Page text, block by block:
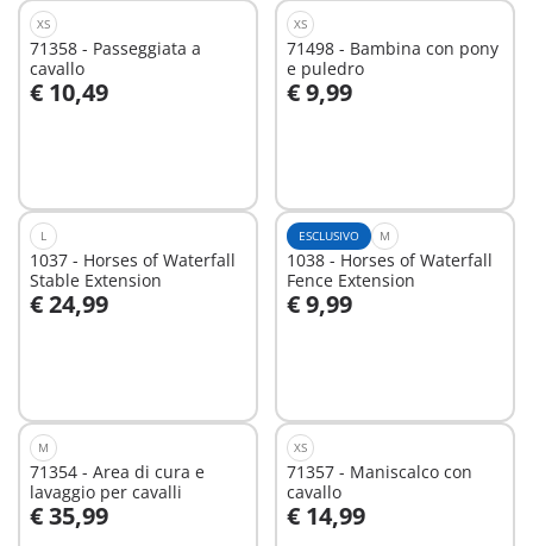
XS
71358 - Passeggiata a
cavallo
€ 10,49
Aggiungi al carrello
XS
71498 - Bambina con pony
e puledro
€ 9,99
Aggiungi al carrello
L
1037 - Horses of Waterfall
Stable Extension
€ 24,99
Aggiungi al carrello
ESCLUSIVO M
1038 - Horses of Waterfall
Fence Extension
€ 9,99
Aggiungi al carrello
M
71354 - Area di cura e
lavaggio per cavalli
€ 35,99
Aggiungi al carrello
XS
71357 - Maniscalco con
cavallo
€ 14,99
Aggiungi al carrello